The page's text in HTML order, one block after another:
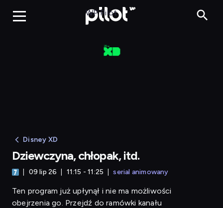
WP Pilot
Disney XD
Dziewczyna, chłopak, itd.
09 lip 26 11:15 - 11:25 serial animowany
Ten program już upłynął i nie ma możliwości
obejrzenia go. Przejdź do ramówki kanału